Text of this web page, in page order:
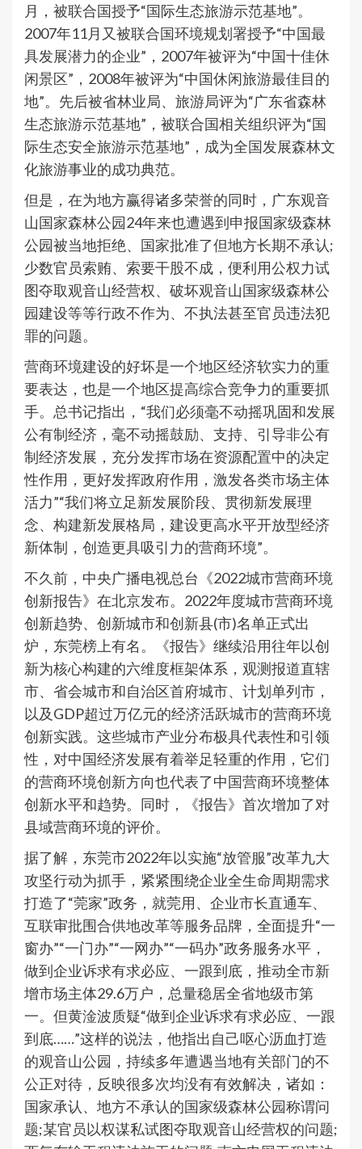
月，被联合国授予“国际生态旅游示范基地”。
2007年11月又被联合国环境规划署授予“中国最
具发展潜力的企业”，2007年被评为“中国十佳休
闲景区”，2008年被评为“中国休闲旅游最佳目的
地”。先后被省林业局、旅游局评为“广东省森林
生态旅游示范基地”，被联合国相关组织评为“国
际生态安全旅游示范基地”，成为全国发展森林文
化旅游事业的成功典范。
但是，在为地方赢得诸多荣誉的同时，广东观音
山国家森林公园24年来也遭遇到申报国家级森林
公园被当地拒绝、国家批准了但地方长期不承认;
少数官员索贿、索要干股不成，便利用公权力试
图夺取观音山经营权、破坏观音山国家级森林公
园建设等等行政不作为、不执法甚至官员违法犯
罪的问题。
营商环境建设的好坏是一个地区经济软实力的重
要表达，也是一个地区提高综合竞争力的重要抓
手。总书记指出，“我们必须毫不动摇巩固和发展
公有制经济，毫不动摇鼓励、支持、引导非公有
制经济发展，充分发挥市场在资源配置中的决定
性作用，更好发挥政府作用，激发各类市场主体
活力”“我们将立足新发展阶段、贯彻新发展理
念、构建新发展格局，建设更高水平开放型经济
新体制，创造更具吸引力的营商环境”。
不久前，中央广播电视总台《2022城市营商环境
创新报告》在北京发布。2022年度城市营商环境
创新趋势、创新城市和创新县(市)名单正式出
炉，东莞榜上有名。《报告》继续沿用往年以创
新为核心构建的六维度框架体系，观测报道直辖
市、省会城市和自治区首府城市、计划单列市，
以及GDP超过万亿元的经济活跃城市的营商环境
创新实践。这些城市产业分布极具代表性和引领
性，对中国经济发展有着举足轻重的作用，它们
的营商环境创新方向也代表了中国营商环境整体
创新水平和趋势。同时，《报告》首次增加了对
县域营商环境的评价。
据了解，东莞市2022年以实施“放管服”改革九大
攻坚行动为抓手，紧紧围绕企业全生命周期需求
打造了“莞家”政务，就莞用、企业市长直通车、
互联审批围合供地改革等服务品牌，全面提升“一
窗办”“一门办”“一网办”“一码办”政务服务水平，
做到企业诉求有求必应、一跟到底，推动全市新
增市场主体29.6万户，总量稳居全省地级市第
一。但黄淦波质疑“做到企业诉求有求必应、一跟
到底……”这样的说法，他指出自己呕心沥血打造
的观音山公园，持续多年遭遇当地有关部门的不
公正对待，反映很多次均没有有效解决，诸如：
国家承认、地方不承认的国家级森林公园称谓问
题;某官员以权谋私试图夺取观音山经营权的问题;